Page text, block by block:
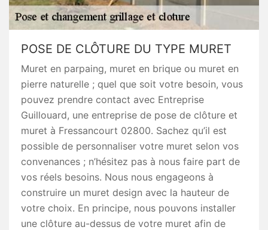
POSE DE CLÔTURE DU TYPE MURET
Muret en parpaing, muret en brique ou muret en
pierre naturelle ; quel que soit votre besoin, vous
pouvez prendre contact avec Entreprise
Guillouard, une entreprise de pose de clôture et
muret à Fressancourt 02800. Sachez qu’il est
possible de personnaliser votre muret selon vos
convenances ; n’hésitez pas à nous faire part de
vos réels besoins. Nous nous engageons à
construire un muret design avec la hauteur de
votre choix. En principe, nous pouvons installer
une clôture au-dessus de votre muret afin de